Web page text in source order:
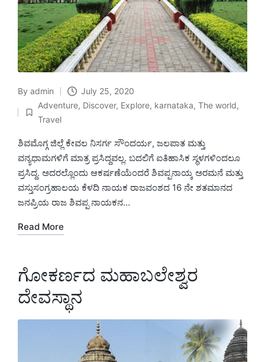
Posted
by
By admin July 25, 2020
Posted
Adventure, Discover, Explore, karnataka, The world,
Travel
ಶಿವಮೊಗ್ಗ ಜಿಲ್ಲೆ ಕೇವಲ ನಿಸರ್ಗ ಸೌಂದರ್ಯ, ಜಲಪಾತ ಮತ್ತು
ವನ್ಯಧಾಮಗಳಿಗೆ ಮಾತ್ರ ಪ್ರಸಿದ್ದವಲ್ಲ. ಬದಲಿಗೆ ಐತಿಹಾಸಿಕ ಸ್ಥಳಗಳಿಂದಲೂ
ಪ್ರಸಿದ್ದ. ಅದರಲ್ಲೊಂದು ಆಕರ್ಷಣೆಯೆಂದರೆ ಶಿವಪ್ಪನಾಯ್ಕ ಅರಮನೆ ಮತ್ತು
ವಸ್ತುಸಂಗ್ರಹಾಲಯ ಕೆಳದಿ ನಾಯಕ ರಾಜವಂಶದ 16 ನೇ ಶತಮಾನದ
ಜನಪ್ರಿಯ ರಾಜ ಶಿವಪ್ಪ ನಾಯಕನ…
Read More
ಗೋಕರ್ಣದ ಮಹಾಬಲೇಶ್ವರ
ದೇವಸ್ಥಾನ